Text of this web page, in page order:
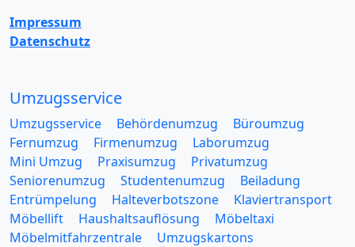
Impressum
Datenschutz
Umzugsservice
Umzugsservice Behördenumzug
Büroumzug
Fernumzug
Firmenumzug
Laborumzug
Mini Umzug
Praxisumzug
Privatumzug
Seniorenumzug
Studentenumzug
Beiladung
Entrümpelung
Halteverbotszone
Klaviertransport
Möbellift
Haushaltsauflösung
Möbeltaxi
Möbelmitfahrzentrale
Umzugskartons